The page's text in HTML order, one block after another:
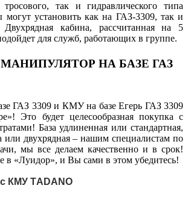
так и гидравлического типа
могут установить как на ГАЗ-3309, так и
кабина, рассчитанная на 5
для служб, работающих в группе.
НА БАЗЕ ГАЗ
ГАЗ 3309 и КМУ на базе Егерь ГАЗ 3309
Это будет целесообразная покупка с
База удлиненная или стандартная,
или двухрядная – нашим специалистам по
мы все делаем качественно и в срок!
в «Луидор», и Вы сами в этом убедитесь!
КМУ TАDANO